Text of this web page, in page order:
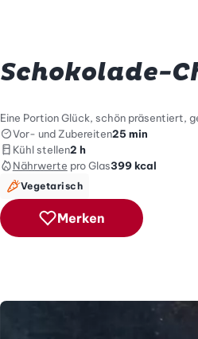
Schokolade-
Eine Portion Glück, schön präsentiert,
Vor- und Zubereiten25 min
Kühl stellen2 h
Nährwerte pro Glas399 kcal
Vegetarisch
Merken